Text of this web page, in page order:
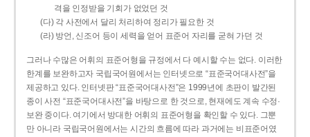
격을 인정받을 기회가 없었던 것
(다) 각 사전에서 달리 처리하여 정리가 필요한 것
(라) 방언, 신조어 등이 세력을 얻어 표준어 자리를 굳혀 가던 것
그러나 수많은 어휘의 표준어형을 규정에서 다 예시할 수는 없다. 이러한
한계를 보완하고자 국립국어원에서는 인터넷으로 “표준국어대사전”을
제공하고 있다. 인터넷판 “표준국어대사전”은 1999년에 초판이 발간된
종이 사전 “표준국어대사전”을 바탕으로 한 것으로, 현재에도 계속 수정·
보완 중이다. 여기에서 방대한 어휘의 표준어형을 확인할 수 있다. 그뿐
만 아니라 국립국어원에서는 시간의 흐름에 따라 과거에는 비표준어였